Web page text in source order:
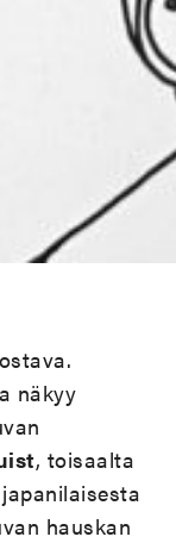
näkyy
, toisaalta
hauskan